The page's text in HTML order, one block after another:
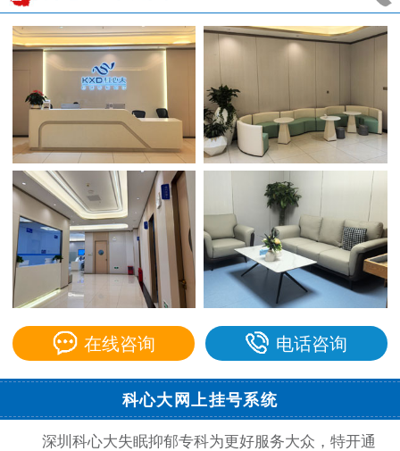
在线咨询 电话咨询
科心大网上挂号系统
深圳科心大失眠抑郁专科为更好服务大众，特开通